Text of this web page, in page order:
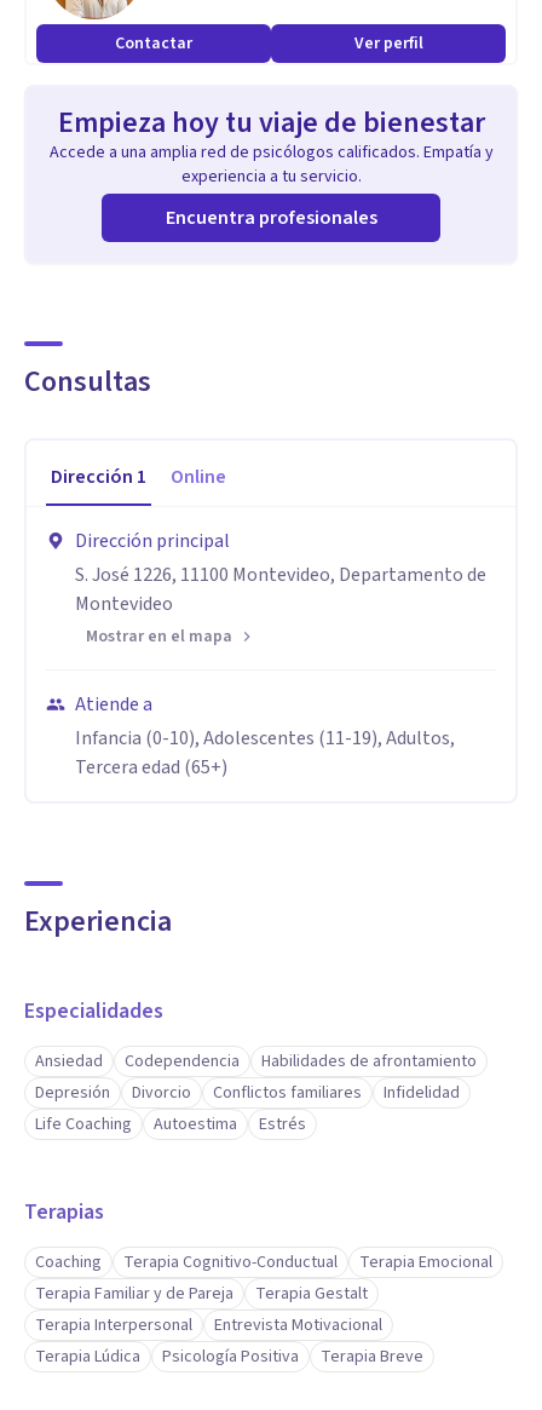
Aptitudes
Cada historia es única y mi objetivo es ayudarte.
Contactar Ver perfil
Empieza hoy tu viaje de bienestar
Accede a una amplia red de psicólogos calificados. Empatía y
experiencia a tu servicio.
Encuentra profesionales
Consultas
Dirección 1 Online
Dirección principal
S. José 1226, 11100 Montevideo, Departamento de
Montevideo
Mostrar en el mapa
Atiende a
Infancia (0-10), Adolescentes (11-19), Adultos,
Tercera edad (65+)
Experiencia
Especialidades
Ansiedad Codependencia
Habilidades de afrontamiento
Depresión
Divorcio Conflictos familiares
Infidelidad
Life Coaching
Autoestima Estrés
Terapias
Coaching Terapia Cognitivo-Conductual
Terapia Emocional
Terapia Familiar y de Pareja
Terapia Gestalt
Terapia Interpersonal
Entrevista Motivacional
Terapia Lúdica
Psicología Positiva Terapia Breve